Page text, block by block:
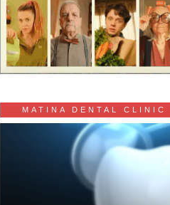
MATINA DENTAL CLINIC